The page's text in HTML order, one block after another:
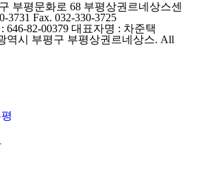
부평문화로 68 부평상권르네상스센
3731 Fax. 032-330-3725
646-82-00379 대표자명 : 차준택
역시 부평구 부평상권르네상스. All